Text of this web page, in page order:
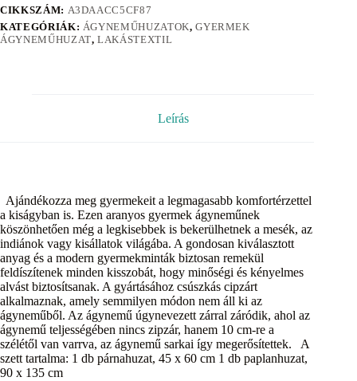
CIKKSZÁM: A3DAACC5CF87
KATEGÓRIÁK: ÁGYNEMŰHUZATOK,GYERMEK
ÁGYNEMŰHUZAT,LAKÁSTEXTIL
Leírás
Ajándékozza meg gyermekeit a legmagasabb komfortérzettel
a kiságyban is. Ezen aranyos gyermek ágyneműnek
köszönhetően még a legkisebbek is bekerülhetnek a mesék, az
indiánok vagy kisállatok világába. A gondosan kiválasztott
anyag és a modern gyermekminták biztosan remekül
feldíszítenek minden kisszobát, hogy minőségi és kényelmes
alvást biztosítsanak. A gyártásához csúszkás cipzárt
alkalmaznak, amely semmilyen módon nem áll ki az
ágyneműből. Az ágynemű úgynevezett zárral záródik, ahol az
ágynemű teljességében nincs zipzár, hanem 10 cm-re a
szélétől van varrva, az ágynemű sarkai így megerősítettek. A
szett tartalma: 1 db párnahuzat, 45 x 60 cm 1 db paplanhuzat,
90 x 135 cm